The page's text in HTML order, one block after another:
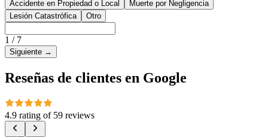
Accidente en Propiedad o Local
Muerte por Negligencia
Lesión Catastrófica
Otro
1 / 7
Siguiente →
Reseñas de clientes en Google
4.9 rating of 59 reviews